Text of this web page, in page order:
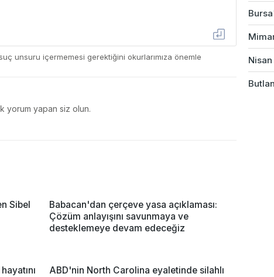
unsuru içermemesi gerektiğini okurlarımıza önemle
yorum yapan siz olun.
Sibel
Babacan'dan çerçeve yasa açıklaması:
Çözüm anlayışını savunmaya ve
desteklemeye devam edeceğiz
ABD'nin North Carolina eyaletinde silahlı